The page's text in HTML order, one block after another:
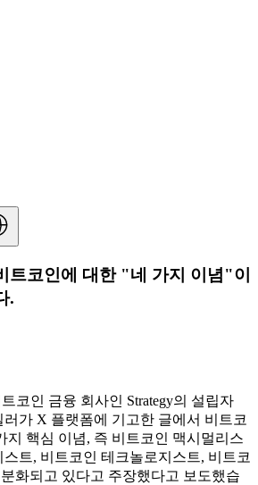
트코인에 대한 "네 가지 이념"이
.
코인 ​​금융 회사인 Strategy의 설립자
가 X 플랫폼에 기고한 글에서 비트코
지 핵심 이념, 즉 비트코인 ​​맥시멀리스
트, 비트코인 ​​테크놀로지스트, 비트코
화되고 있다고 주장했다고 ​​보도했습